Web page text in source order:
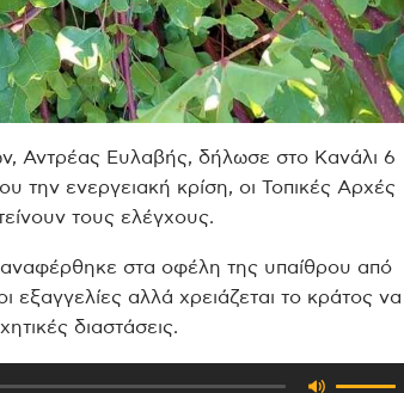
Αντρέας Ευλαβής, δήλωσε στο Κανάλι 6
την ενεργειακή κρίση, οι Τοπικές Αρχές
τους ελέγχους.
στα οφέλη της υπαίθρου από
αλλά χρειάζεται το κράτος να
διαστάσεις.